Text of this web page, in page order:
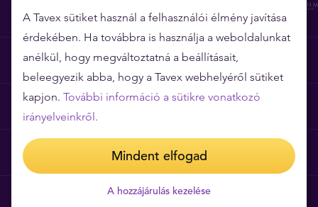
Miért épp a Tavex?
Árgarancia
Gyakori kérdések
Általános szerződési feltételek
A Tavex sütiket használ a felhasználói élmény javítása
érdekében. Ha továbbra is használja a weboldalunkat
anélkül, hogy megváltoztatná a beállításait,
beleegyezik abba, hogy a Tavex webhelyéről sütiket
kapjon. További információ a sütikre vonatkozó
irányelveinkről.
Mindent elfogad
A hozzájárulás kezelése